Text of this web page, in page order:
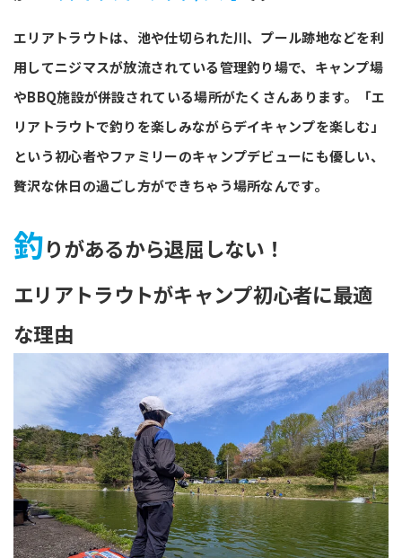
エリアトラウトは、池や仕切られた川、プール跡地などを利
用してニジマスが放流されている管理釣り場で、キャンプ場
やBBQ施設が併設されている場所がたくさんあります。「エ
リアトラウトで釣りを楽しみながらデイキャンプを楽しむ」
という初心者やファミリーのキャンプデビューにも優しい、
贅沢な休日の過ごし方ができちゃう場所なんです。
釣りがあるから退屈しない！
エリアトラウトがキャンプ初心者に最適
な理由